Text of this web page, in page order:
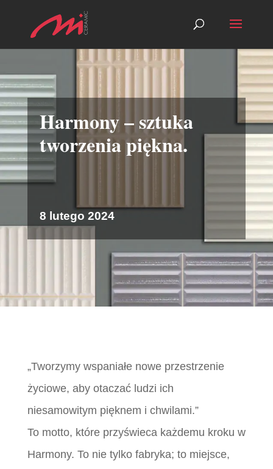
Harmony – sztuka
tworzenia piękna.
8 lutego 2024
„Tworzymy wspaniałe nowe przestrzenie
życiowe, aby otaczać ludzi ich
niesamowitym pięknem i chwilami.”
To motto, które przyświeca każdemu kroku w
Harmony. To nie tylko fabryka; to miejsce,